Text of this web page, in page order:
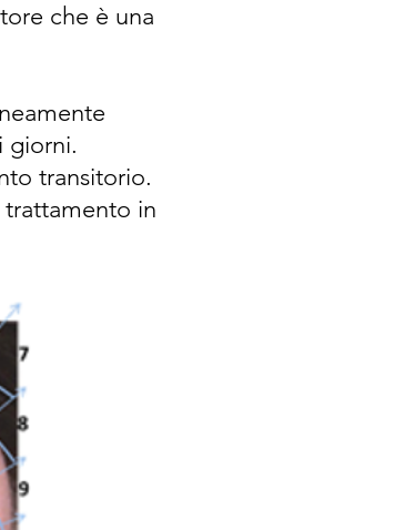
che è una
giorni.
transitorio.
in